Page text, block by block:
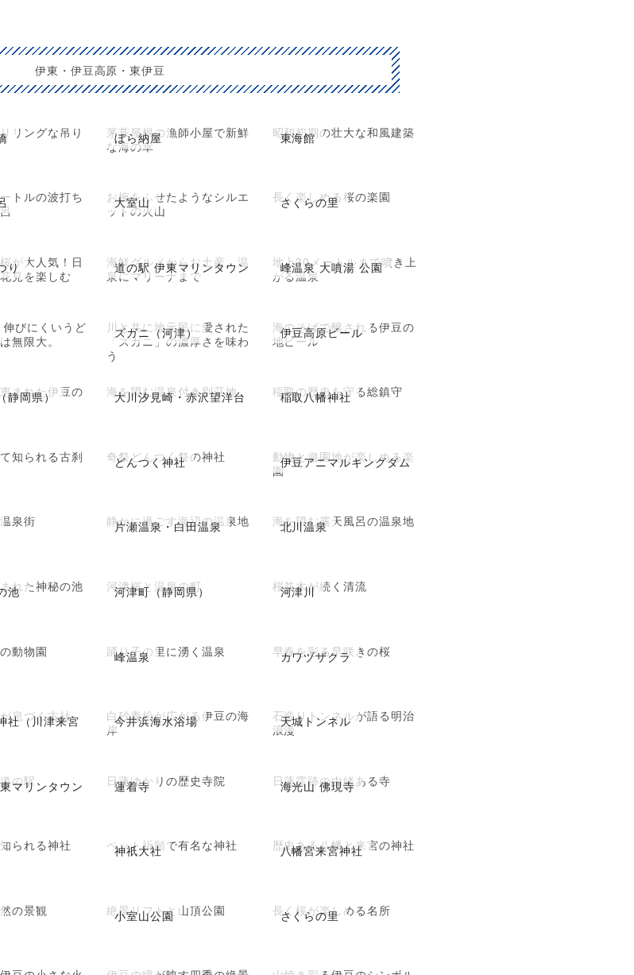
伊東・伊豆高原・東伊豆
リングな吊り
ぼら納屋
茅葺屋根の漁師小屋で新鮮
な海の幸
東海館
昭和初期の壮大な和風建築
トルの波打ち
大室山
お椀をふせたようなシルエ
ットの火山
さくらの里
長く楽しめる桜の楽園
り
が大人気！日
見を楽しむ
道の駅 伊東マリンタウン
海鮮グルメからお土産、温
泉にマリーナまで
峰温泉 大噴湯 公園
地上30メートルまで噴き上
がる温泉
びにくいうど
無限大。
ズガニ（河津）
川と共に地元民に愛された
「ズガニ」の濃厚さを味わ
う
伊豆高原ビール
海のそばで醸される伊豆の
地ビール
静岡県）
まれた伊豆の
大川汐見崎・赤沢望洋台
海を望む温泉付き別荘地 稲取八幡神社
稲取の歴史を守る総鎮守
知られる古刹 どんつく神社
奇祭どんつく祭の神社 伊豆アニマルキングダム
動物と遊園地が楽しめる楽
園
泉街 片瀬温泉・白田温泉
静かに過ごす海辺の温泉地 北川温泉
海を望む露天風呂の温泉地
池れた神秘の池 河津町（静岡県）
河津桜と温泉の町 河津川
桜並木が続く清流
動物園 峰温泉
踊り子の里に湧く温泉 カワヅザクラ
早春を彩る早咲きの桜
社（川津来宮
息づく古社 今井浜海水浴場
白砂青松が広がる伊豆の海
岸
天城トンネル
石造りトンネルが語る明治
浪漫
マリンタウン
の駅 蓮着寺
日蓮ゆかりの歴史寺院 海光山 佛現寺
日蓮霊跡の由緒ある寺
られる神社 神祇大社
ペット祈願で有名な神社 八幡宮来宮神社
歴史ある八幡と来宮の神社
の景観 小室山公園
絶景リフトと山頂公園 さくらの里
長く桜が楽しめる名所